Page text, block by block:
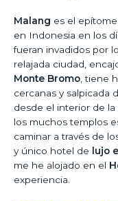
Malang es el
en Indonesia en los
fueran invadidos por
relajada ciudad,
Monte Bromo , tiene
cercanas y salpicada
desde el interior de
los muchos templos
caminar a través de
y único hotel de
lujo
me he alojado en el
experiencia.